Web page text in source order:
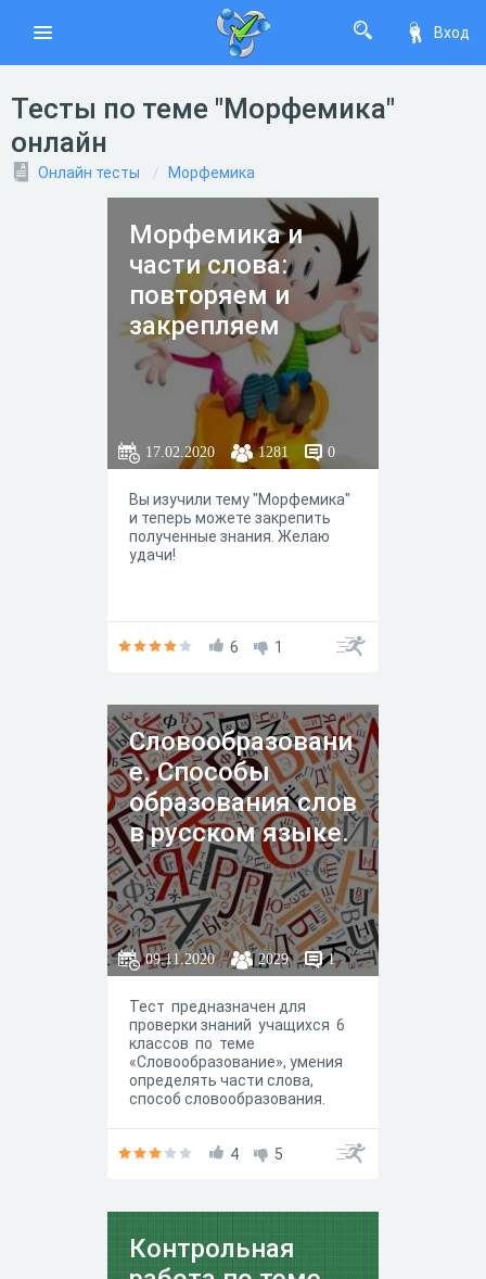
Вход
Тесты по теме "Морфемика"
онлайн
Онлайн тесты Морфемика
Морфемика и
части слова:
повторяем и
закрепляем
17.02.2020 1281 0
Вы изучили тему "Морфемика"
и теперь можете закрепить
полученные знания. Желаю
удачи!
6 1
Словообразовани
е. Способы
образования слов
в русском языке.
09.11.2020 2029 1
Тест предназначен для
проверки знаний учащихся 6
классов по теме
«Словообразование», умения
определять части слова,
способ словообразования.
4 5
Контрольная